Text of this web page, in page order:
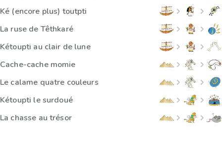
Ké (encore plus) toutpti
La ruse de Têthkaré
Kétoupti au clair de lune
Cache-cache momie
Le calame quatre couleurs
Kétoupti le surdoué
La chasse au trésor